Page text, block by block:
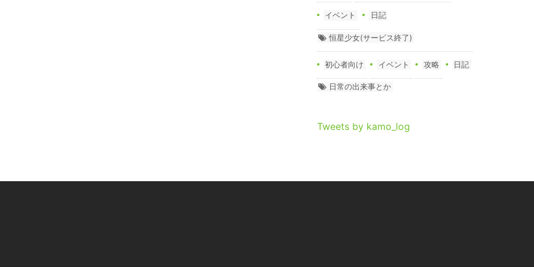
イベント 日記
恒星少女(サービス終了)
初心者向け イベント 攻略 日記
日常の出来事とか
Tweets by kamo_log